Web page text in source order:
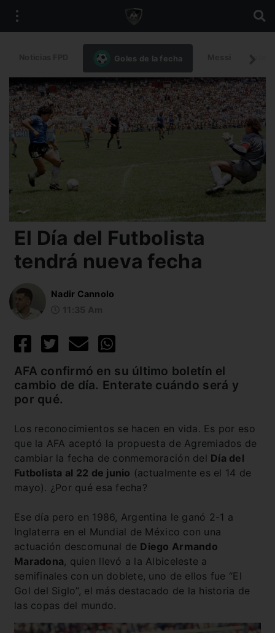
Goles de la fecha
El Día del Futbolista
tendrá nueva fecha
Nadir Cannolo
AFA confirmó en su último boletín el
cambio de día. Enterate cuándo será y
por qué.
Los reconocimientos se hacen en vida. Es por eso
que la AFA aceptó la propuesta de Agremiados de
cambiar la fecha de conmemoración del Día del
Futbolista al 22 de junio (actualmente es el 14 de
mayo). ¿Por qué esa fecha?
Ese día pero en 1986, Argentina le ganó 2-1 a
Inglaterra en el Mundial de México con una
actuación descomunal de Diego Armando
Maradona, quien llevó a la Albiceleste a
semifinales con un doblete, uno de ellos fue “El
Gol del Siglo”, el más destacado de la historia de
las copas del mundo.